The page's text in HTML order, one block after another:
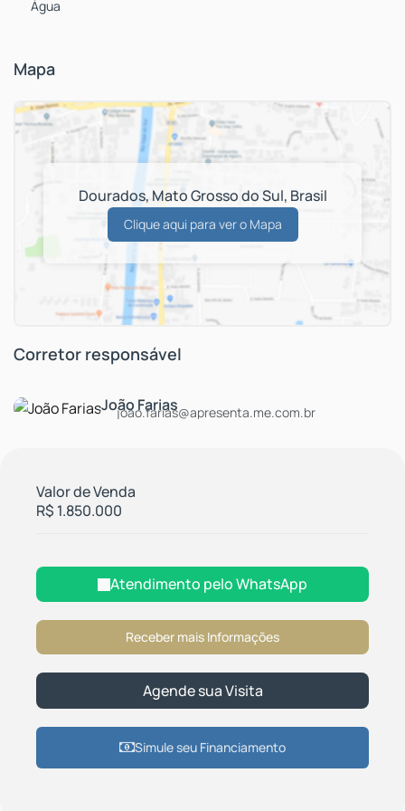
permita-se viver o extraordinário!
Para mais informações, entre em contato conosco pelo
telefone
Água
Mapa
Dourados, Mato Grosso do Sul, Brasil
Clique aqui para ver o Mapa
Corretor responsável
João Farias
joao.farias@apresenta.me.com.br
R$ 1.850.000
Valor de Venda
Atendimento peloWhatsApp
Simule seu Financiamento